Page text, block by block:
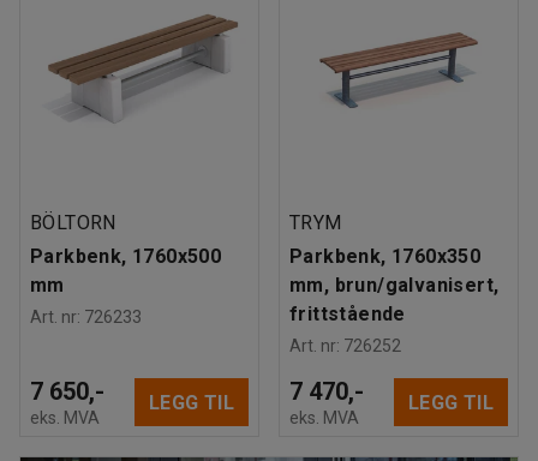
BÖLTORN
Parkbenk, 1760x500
mm
Art. nr: 726233
7 650,-
eks. MVA
LEGG TIL
TRYM
Parkbenk, 1760x350
mm, brun/galvanisert,
frittstående
Art. nr: 726252
7 470,-
eks. MVA
LEGG TIL